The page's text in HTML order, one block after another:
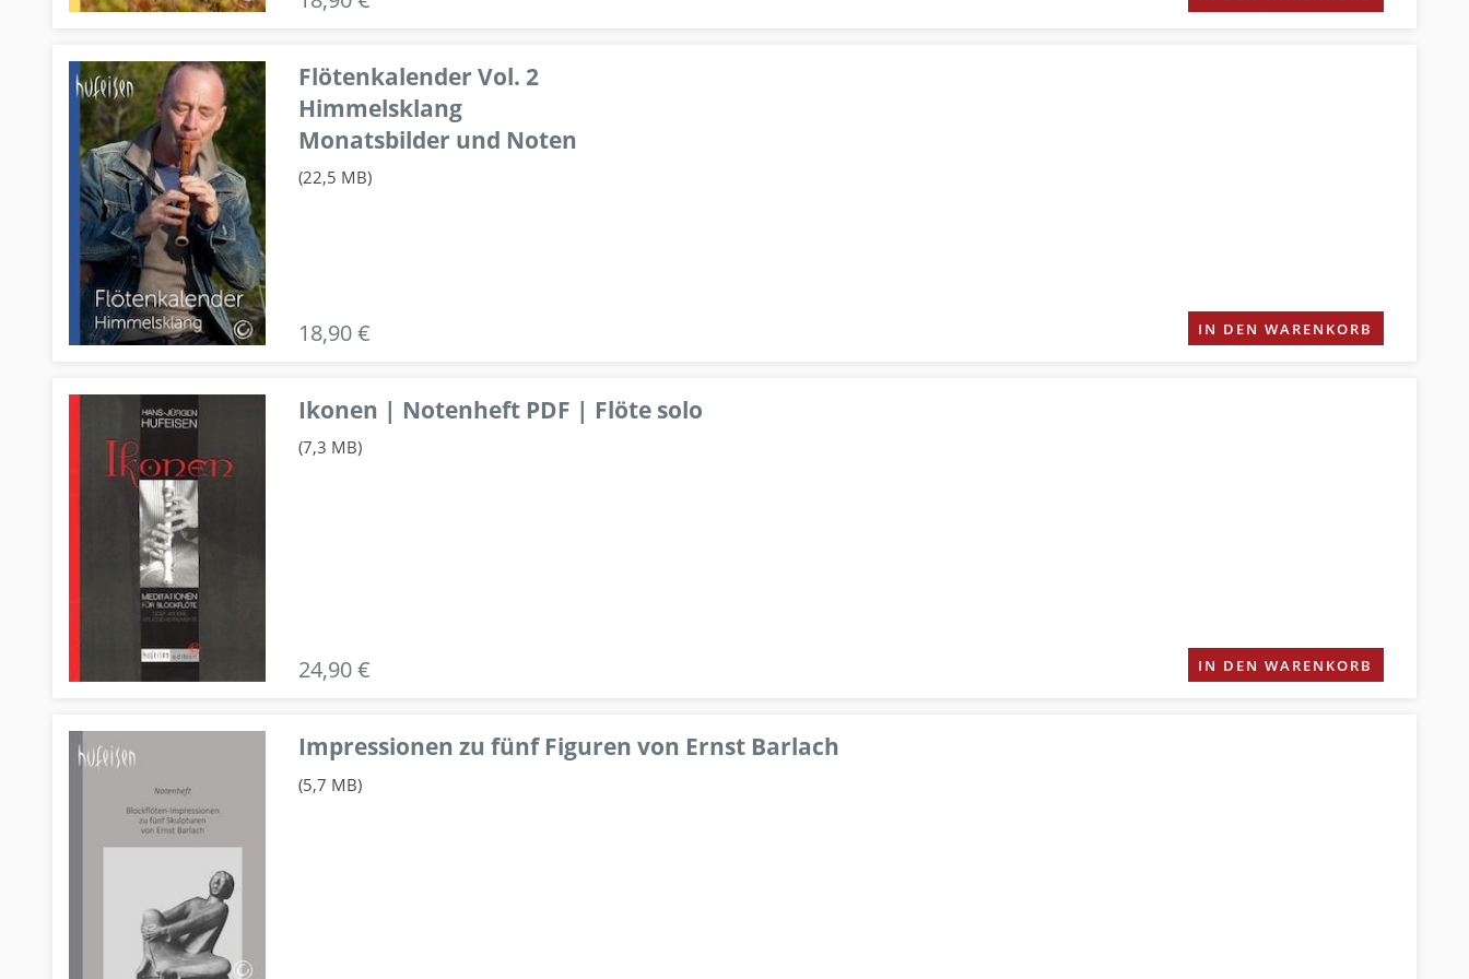
Flötenkalender Vol. 2
Himmelsklang
Monatsbilder und Noten
(22,5 MB)
18,90 € IN DEN WARENKORB
Ikonen | Notenheft PDF | Flöte solo
(7,3 MB)
24,90 € IN DEN WARENKORB
Impressionen zu fünf Figuren von Ernst Barlach
(5,7 MB)